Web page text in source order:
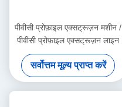
पीवीसी प्रोफ़ाइल एक्सट्रूज़न मशीन /
पीवीसी प्रोफ़ाइल एक्सट्रूज़न लाइन
सर्वोत्तम मूल्य प्राप्त करें